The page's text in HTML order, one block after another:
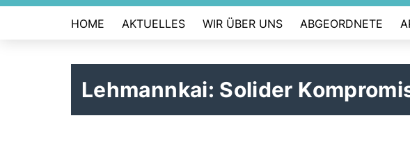
HOME AKTUELLES WIR ÜBER UNS ABGEORDNETE
Lehmannkai: Solider